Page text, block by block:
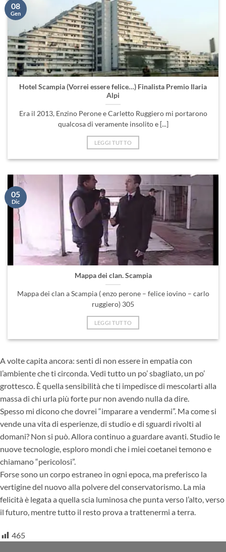
Hotel Scampia (Vorrei essere felice…) Finalista Premio Ilaria
Alpi
Era il 2013, Enzino Perone e Carletto Ruggiero mi portarono
qualcosa di veramente insolito e [...]
LEGGI TUTTO
08
Gen
Mappa dei clan. Scampia
Mappa dei clan a Scampia ( enzo perone – felice iovino – carlo
ruggiero) 305
LEGGI TUTTO
05
Dic
A volte capita ancora: senti di non essere in empatia con
l’ambiente che ti circonda. Vedi tutto un po’ sbagliato, un po’
grottesco. È quella sensibilità che ti impedisce di mescolarti alla
massa di chi urla più forte pur non avendo nulla da dire.
Spesso mi dicono che dovrei “imparare a vendermi”. Ma come si
vende una vita di esperienze, di studio e di sguardi rivolti al
domani? Non si può. Allora continuo a guardare avanti. Studio le
nuove tecnologie, esploro mondi che i miei coetanei temono e
chiamano “pericolosi”.
Forse sono un corpo estraneo in ogni epoca, ma preferisco la
vertigine del nuovo alla polvere del conservatorismo. La mia
felicità è legata a quella scia luminosa che punta verso l’alto, verso
il futuro, mentre tutto il resto prova a trattenermi a terra.
465